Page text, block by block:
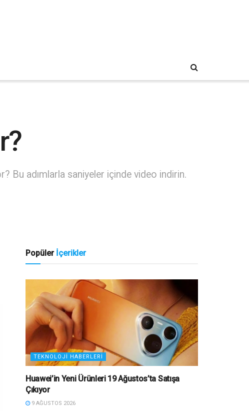
Bu adımlarla saniyeler içinde video indirin.
Popüler İçerikler
TEKNOLOJI HABERLERI
Huawei’in Yeni Ürünleri 19 Ağustos’ta Satışa
Çıkıyor
9 AĞUSTOS 2026